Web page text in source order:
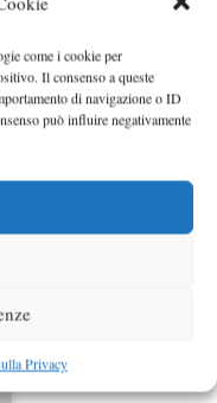
come i cookie per
Il consenso a queste
di navigazione o ID
può influire negativamente
Privacy